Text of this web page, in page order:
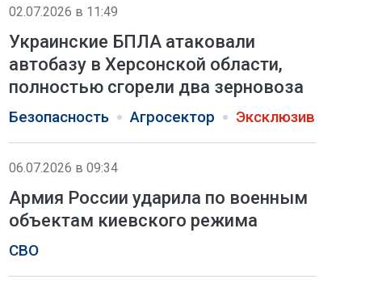
02.07.2026 в 11:49
Украинские БПЛА атаковали
автобазу в Херсонской области,
полностью сгорели два зерновоза
Безопасность Агросектор Эксклюзив
06.07.2026 в 09:34
Армия России ударила по военным
объектам киевского режима
СВО